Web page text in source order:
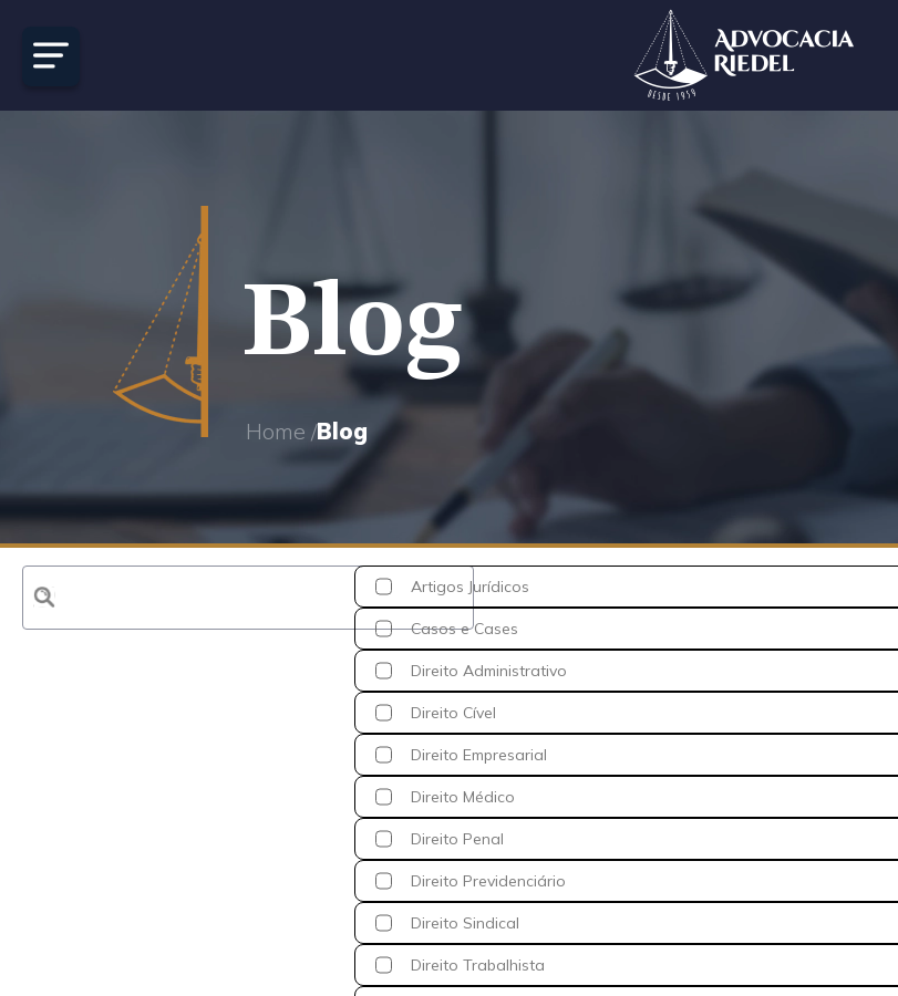
Blog
Home /Blog
Artigos Jurídicos
Casos e Cases
Direito Administrativo
Direito Cível
Direito Empresarial
Direito Médico
Direito Penal
Direito Previdenciário
Direito Sindical
Direito Trabalhista